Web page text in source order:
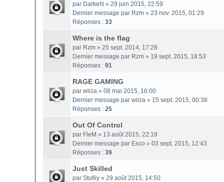
par DarkeN » 29 juin 2015, 22:59
Dernier message par Rzm » 23 nov. 2015, 01:29
Réponses : 33
Where is the flag
par Rzm » 25 sept. 2014, 17:28
Dernier message par Rzm » 19 sept. 2015, 18:53
Réponses : 91
RAGE GAMING
par wiiza » 08 mai 2015, 16:00
Dernier message par wiiza » 15 sept. 2015, 00:38
Réponses : 25
Out Of Control
par FleM » 13 août 2015, 22:19
Dernier message par Esco » 03 sept. 2015, 12:43
Réponses : 39
Just Skilled
par Stufiiy » 29 août 2015, 14:50